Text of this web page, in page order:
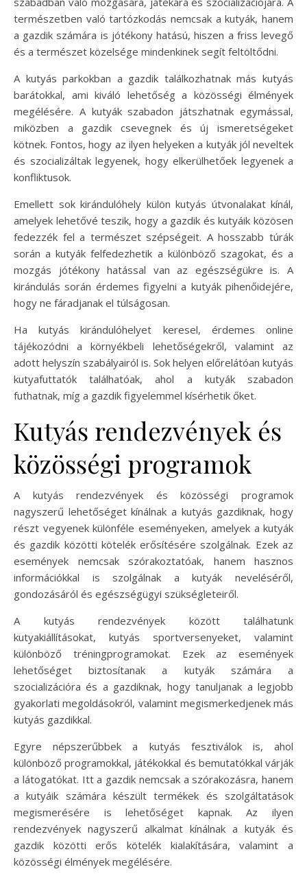
természetben való tartózkodás nemcsak a kutyák, hanem
a gazdik számára is jótékony hatású, hiszen a friss levegő
és a természet közelsége mindenkinek segít feltöltődni.
A kutyás parkokban a gazdik találkozhatnak más kutyás
barátokkal, ami kiváló lehetőség a közösségi élmények
megélésére. A kutyák szabadon játszhatnak egymással,
miközben a gazdik csevegnek és új ismeretségeket
kötnek. Fontos, hogy az ilyen helyeken a kutyák jól neveltek
és szocializáltak legyenek, hogy elkerülhetőek legyenek a
konfliktusok.
Emellett sok kirándulóhely külön kutyás útvonalakat kínál,
amelyek lehetővé teszik, hogy a gazdik és kutyáik közösen
fedezzék fel a természet szépségeit. A hosszabb túrák
során a kutyák felfedezhetik a különböző szagokat, és a
mozgás jótékony hatással van az egészségükre is. A
kirándulás során érdemes figyelni a kutyák pihenőidejére,
hogy ne fáradjanak el túlságosan.
Ha kutyás kirándulóhelyet keresel, érdemes online
tájékozódni a környékbeli lehetőségekről, valamint az
adott helyszín szabályairól is. Sok helyen előrelátóan kutyás
kutyafuttatók találhatóak, ahol a kutyák szabadon
futhatnak, míg a gazdik figyelemmel kísérhetik őket.
Kutyás rendezvények és
közösségi programok
A kutyás rendezvények és közösségi programok
nagyszerű lehetőséget kínálnak a kutyás gazdiknak, hogy
részt vegyenek különféle eseményeken, amelyek a kutyák
és gazdik közötti kötelék erősítésére szolgálnak. Ezek az
események nemcsak szórakoztatóak, hanem hasznos
információkkal is szolgálnak a kutyák neveléséről,
gondozásáról és egészségügyi szükségleteiről.
A kutyás rendezvények között találhatunk
kutyakiállításokat, kutyás sportversenyeket, valamint
különböző tréningprogramokat. Ezek az események
lehetőséget biztosítanak a kutyák számára a
szocializációra és a gazdiknak, hogy tanuljanak a legjobb
gyakorlati megoldásokról, valamint megismerkedjenek más
kutyás gazdikkal.
Egyre népszerűbbek a kutyás fesztiválok is, ahol
különböző programokkal, játékokkal és bemutatókkal várják
a látogatókat. Itt a gazdik nemcsak a szórakozásra, hanem
a kutyáik számára készült termékek és szolgáltatások
megismerésére is lehetőséget kapnak. Az ilyen
rendezvények nagyszerű alkalmat kínálnak a kutyák és
gazdik közötti erős kötelék kialakítására, valamint a
közösségi élmények megélésére.